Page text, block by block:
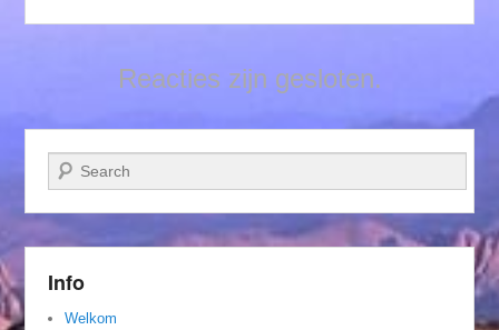
Reacties zijn gesloten.
Zoeken
Info
Welkom